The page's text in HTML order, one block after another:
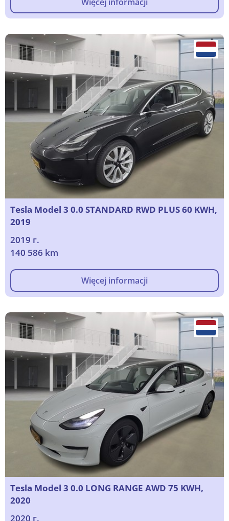
Tesla Model 3 0.0 STANDARD RWD PLUS 60 KWH,
2019
2019 г.
140 586 km
Więcej informacji
Tesla Model 3 0.0 LONG RANGE AWD 75 KWH,
2020
2020 г.